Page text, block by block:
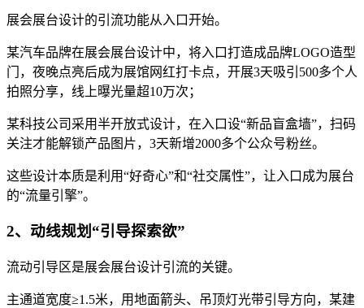
展会展台设计的引流功能从入口开始。
某汽车品牌在展会展台设计中，将入口打造成品牌LOGO造型
门，夜晚点亮后成为展馆网红打卡点，开展3天吸引500多个人
拍照分享，线上曝光量超10万次；
某科技公司采用半开放式设计，在入口设“新品盲盒墙”，扫码
关注才能解锁产品图片，3天新增2000多个公众号粉丝。
这些设计本质是利用“好奇心”和“社交属性”，让入口成为展台
的“流量引擎”。
2、动线规划“引导探索欲”
流动引导区是展会展台设计引流的关键。
主通道宽度≥1.5米，用地面箭头、吊顶灯光带引导方向，某建